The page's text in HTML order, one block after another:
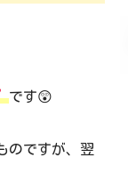
です😲
のですが、翌